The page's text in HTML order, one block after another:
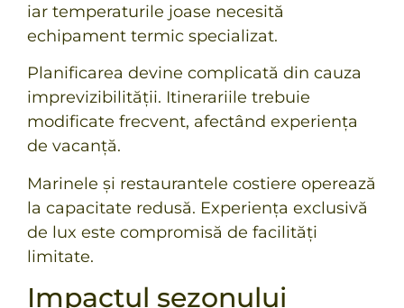
iar temperaturile joase necesită
echipament termic specializat.
Planificarea devine complicată din cauza
imprevizibilității. Itinerariile trebuie
modificate frecvent, afectând experiența
de vacanță.
Marinele și restaurantele costiere operează
la capacitate redusă. Experiența exclusivă
de lux este compromisă de facilități
limitate.
Impactul sezonului